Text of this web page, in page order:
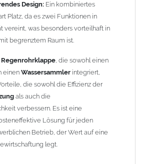
Regenkann wieder erneut
einfach die Klappe öffnen und
Laubentnehmen.
Fallrohr heraussägen
dazwischen stecken
Design: Ein kombiniertes
Platz, da es zwei Funktionen in
vereint, was besonders vorteilhaft in
begrenztem Raum ist.
, die sowohl einen
einenWassersammler integriert,
die sowohl die Effizienz der
als auch die
verbessern. Es ist eine
Lösung für jeden
Betrieb, der Wert auf eine
legt.